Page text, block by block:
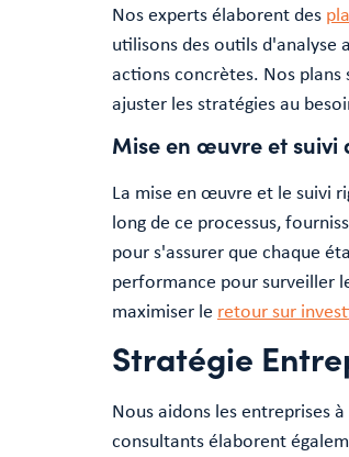
Nos experts élaborent des
utilisons des outils d'analyse
actions concrètes. Nos
ajuster les stratégies au
Mise en œuvre et suivi
La mise en œuvre et le suivi
long de ce processus,
pour s'assurer que chaque
performance pour surveiller
maximiser le retour sur
Stratégie
Nous aidons les entreprises
consultants élaborent